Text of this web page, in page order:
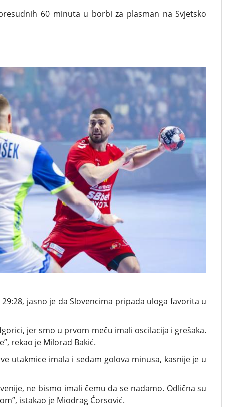
60 minuta u borbi za plasman na Svjetsko
jasno je da Slovencima pripada uloga favorita u
jer smo u prvom meču imali oscilacija i grešaka.
rekao je Milorad Bakić.
utakmice imala i sedam golova minusa, kasnije je u
ne bismo imali čemu da se nadamo. Odlična su
istakao je Miodrag Ćorsović.